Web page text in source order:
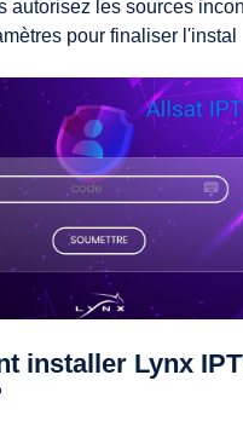
autorisez les sources
pour finaliser l'instal
installer Lynx